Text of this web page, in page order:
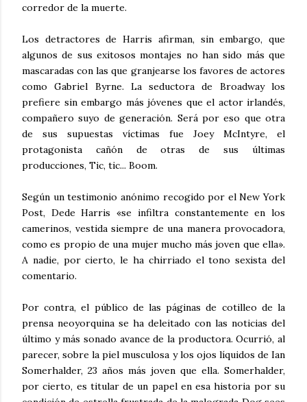
corredor de la muerte.
Los detractores de Harris afirman, sin embargo, que
algunos de sus exitosos montajes no han sido más que
mascaradas con las que granjearse los favores de actores
como Gabriel Byrne. La seductora de Broadway los
prefiere sin embargo más jóvenes que el actor irlandés,
compañero suyo de generación. Será por eso que otra
de sus supuestas víctimas fue Joey McIntyre, el
protagonista cañón de otras de sus últimas
producciones, Tic, tic... Boom.
Según un testimonio anónimo recogido por el New York
Post, Dede Harris «se infiltra constantemente en los
camerinos, vestida siempre de una manera provocadora,
como es propio de una mujer mucho más joven que ella».
A nadie, por cierto, le ha chirriado el tono sexista del
comentario.
Por contra, el público de las páginas de cotilleo de la
prensa neoyorquina se ha deleitado con las noticias del
último y más sonado avance de la productora. Ocurrió, al
parecer, sobre la piel musculosa y los ojos líquidos de Ian
Somerhalder, 23 años más joven que ella. Somerhalder,
por cierto, es titular de un papel en esa historia por su